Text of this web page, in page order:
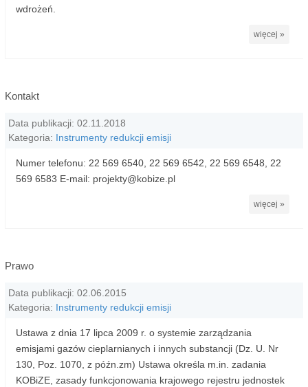
wdrożeń.
więcej »
Kontakt
Data publikacji: 02.11.2018
Kategoria: Instrumenty redukcji emisji
Numer telefonu: 22 569 6540, 22 569 6542, 22 569 6548, 22
569 6583 E-mail: projekty@kobize.pl
więcej »
Prawo
Data publikacji: 02.06.2015
Kategoria: Instrumenty redukcji emisji
Ustawa z dnia 17 lipca 2009 r. o systemie zarządzania
emisjami gazów cieplarnianych i innych substancji (Dz. U. Nr
130, Poz. 1070, z późn.zm) Ustawa określa m.in. zadania
KOBiZE, zasady funkcjonowania krajowego rejestru jednostek